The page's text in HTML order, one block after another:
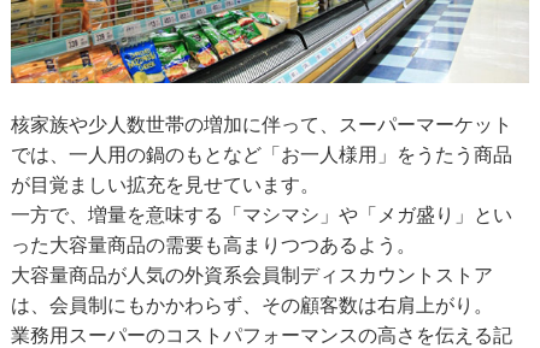
核家族や少人数世帯の増加に伴って、スーパーマーケット
では、一人用の鍋のもとなど「お一人様用」をうたう商品
が目覚ましい拡充を見せています。
一方で、増量を意味する「マシマシ」や「メガ盛り」とい
った大容量商品の需要も高まりつつあるよう。
大容量商品が人気の外資系会員制ディスカウントストア
は、会員制にもかかわらず、その顧客数は右肩上がり。
業務用スーパーのコストパフォーマンスの高さを伝える記